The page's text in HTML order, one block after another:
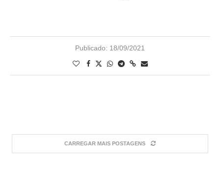
Publicado: 18/09/2021
CARREGAR MAIS POSTAGENS